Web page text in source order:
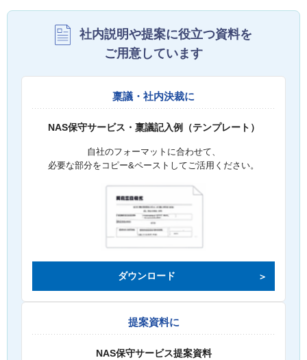
社内説明や提案に役立つ資料を
ご用意しています
稟議・社内決裁に
NAS保守サービス・稟議記入例（テンプレート）
自社のフォーマットに合わせて、
必要な部分をコピー&ペーストしてご活用ください。
ダウンロード
提案資料に
NAS保守サービス提案資料